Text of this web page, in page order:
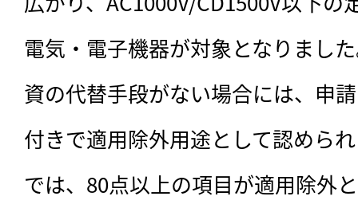
電気・電子機器が対象となりまし
資の代替手段がない場合には、申
付きで適用除外用途として認めら
では、80点以上の項目が適用除外